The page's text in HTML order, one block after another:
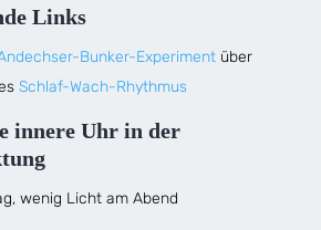
Links
Bunker-Experimentüber
Schlaf-Wach-Rhythmus
innere Uhr in der
wenig Licht am Abend